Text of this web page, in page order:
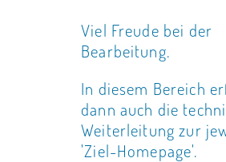
Viel Freude bei der
Bearbeitung.
In diesem Bereich
dann auch die
Weiterleitung zur
'Ziel-Homepage'.